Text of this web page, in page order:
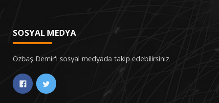
SOSYAL MEDYA
Özbaş Demir'i sosyal medyada takip edebilirsiniz.